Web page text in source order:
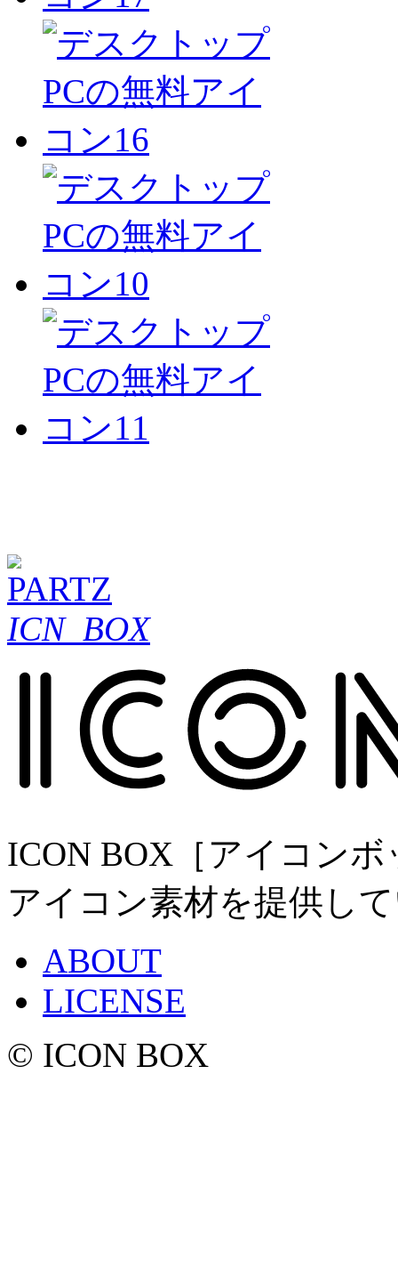
ICN_BOX
ICON BOX［アイコン
アイコン素材を提供し
ABOUT
LICENSE
© ICON BOX